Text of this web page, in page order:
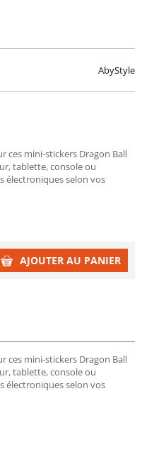
AbyStyle
ces mini-stickers Dragon Ball
tablette, console ou
électroniques selon vos
AJOUTER AU PANIER
ces mini-stickers Dragon Ball
tablette, console ou
électroniques selon vos